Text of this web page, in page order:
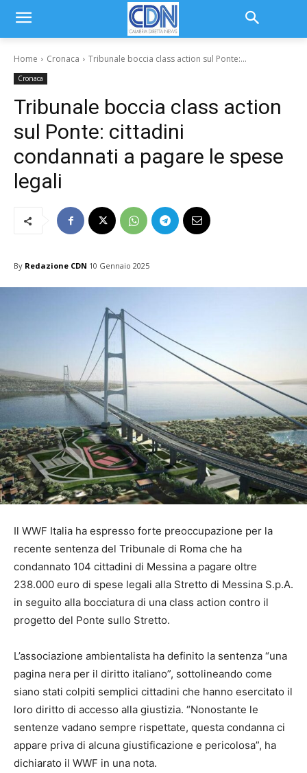
Home Cronaca Tribunale boccia class action sul Ponte:...
Cronaca
Tribunale boccia class action
sul Ponte: cittadini
condannati a pagare le spese
legali
By Redazione CDN 10 Gennaio 2025
Il WWF Italia ha espresso forte preoccupazione per la
recente sentenza del Tribunale di Roma che ha
condannato 104 cittadini di Messina a pagare oltre
238.000 euro di spese legali alla Stretto di Messina S.p.A.
in seguito alla bocciatura di una class action contro il
progetto del Ponte sullo Stretto.
L’associazione ambientalista ha definito la sentenza “una
pagina nera per il diritto italiano”, sottolineando come
siano stati colpiti semplici cittadini che hanno esercitato il
loro diritto di accesso alla giustizia. “Nonostante le
sentenze vadano sempre rispettate, questa condanna ci
appare priva di alcuna giustificazione e pericolosa”, ha
dichiarato il WWF in una nota.